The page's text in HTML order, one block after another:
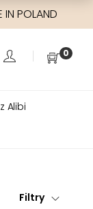
IN POLAND
0
Alibi
Filtry